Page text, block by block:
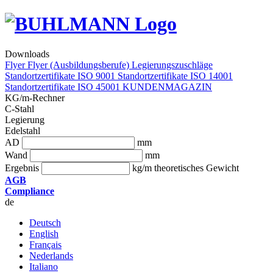
Downloads
FlyerFlyer (Ausbildungsberufe) Legierungszuschläge
Standortzertifikate ISO 9001 Standortzertifikate ISO 14001
Standortzertifikate ISO 45001 KUNDENMAGAZIN
KG/m-Rechner
C-Stahl
Legierung
Edelstahl
AD
mm
Wand
mm
Ergebnis
kg/m theoretisches Gewicht
AGB
Compliance
de
Deutsch
English
Français
Nederlands
Italiano